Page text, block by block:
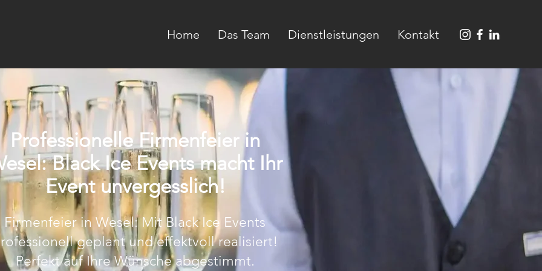
Home Das Team Dienstleistungen Kontakt
Professionelle Firmenfeier in
Black Ice Events macht Ihr
Event unvergesslich!
Firmenfeier in Wesel: Mit Black Ice Events
geplant und effektvoll realisiert!
Perfekt auf Ihre Wünsche abgestimmt.